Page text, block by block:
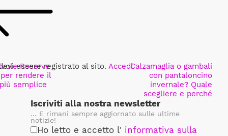
Reserve
rendere il
semplice
Calzamaglia o gambali
con pantaloncino
invernale? Quale
scegliere e perché
essere registrato al sito. Accedi
Iscriviti alla nostra newsletter
... E rimani sempre aggiornato sulle ultime
notizie!
Ho letto e accetto l' informativa sulla